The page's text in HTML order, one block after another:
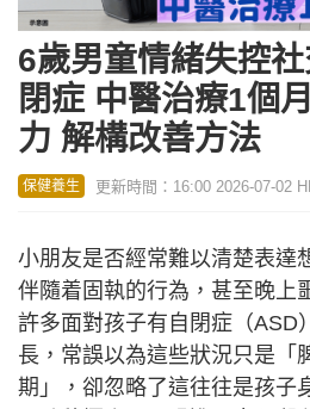
6歲男童情緒失控
閉症 中醫治療1個
力 解構改善方法
保健養生 更新時間：16:00 2026-07-02
小朋友是否經常難以清楚表達
伴隨着固執的行為，甚至晚上
許多面對孩子有自閉症（ASD
長，常誤以為這些狀況只是「
期」，卻忽略了這往往是孩子